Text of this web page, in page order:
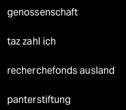
genossenschaft
taz zahl ich
recherchefonds ausland
panterstiftung